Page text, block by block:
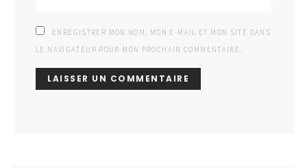
ENREGISTRER MON NOM, MON E-MAIL ET MON SITE DANS
LE NAVIGATEUR POUR MON PROCHAIN COMMENTAIRE.